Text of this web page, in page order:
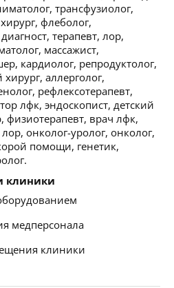
трансфузиолог,
флеболог,
терапевт, лор,
массажист,
кардиолог, репродуктолог,
аллерголог,
рефлексотерапевт,
лфк, эндоскопист, детский
физиотерапевт, врач лфк,
онколог-уролог, онколог,
помощи, генетик,
клиники
медперсонала
клиники